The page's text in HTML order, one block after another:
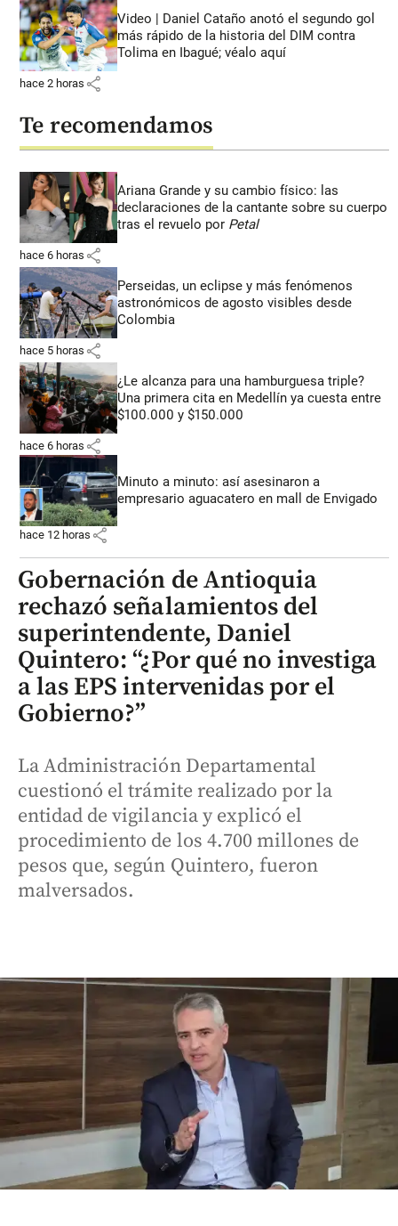
Video | Daniel Cataño anotó el segundo gol
más rápido de la historia del DIM contra
Tolima en Ibagué; véalo aquí
hace 2 horas share
Te recomendamos
Ariana Grande y su cambio físico: las
declaraciones de la cantante sobre su cuerpo
tras el revuelo por Petal
hace 6 horas share
Perseidas, un eclipse y más fenómenos
astronómicos de agosto visibles desde
Colombia
hace 5 horas share
¿Le alcanza para una hamburguesa triple?
Una primera cita en Medellín ya cuesta entre
$100.000 y $150.000
hace 6 horas share
Minuto a minuto: así asesinaron a
empresario aguacatero en mall de Envigado
hace 12 horas share
Gobernación de Antioquia
rechazó señalamientos del
superintendente, Daniel
Quintero: “¿Por qué no investiga
a las EPS intervenidas por el
Gobierno?”
La Administración Departamental
cuestionó el trámite realizado por la
entidad de vigilancia y explicó el
procedimiento de los 4.700 millones de
pesos que, según Quintero, fueron
malversados.